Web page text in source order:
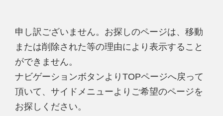
申し訳ございません。お探しのページは、移動
または削除された等の理由により表示すること
ができません。
ナビゲーションボタンよりTOPページへ戻って
頂いて、サイドメニューよりご希望のページを
お探しください。